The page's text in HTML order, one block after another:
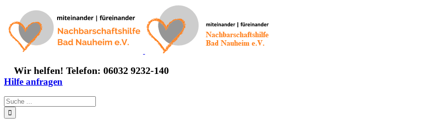
springen
Wir helfen! Telefon: 06032 9232-140
Hilfe anfragen
Suche
nach: